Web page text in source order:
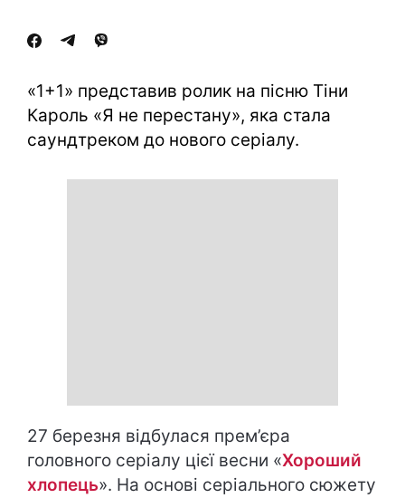
«1+1» представив ролик на пісню Тіни
Кароль «Я не перестану», яка стала
саундтреком до нового серіалу.
27 березня відбулася прем’єра
головного серіалу цієї весни «Хороший
хлопець». На основі серіального сюжету